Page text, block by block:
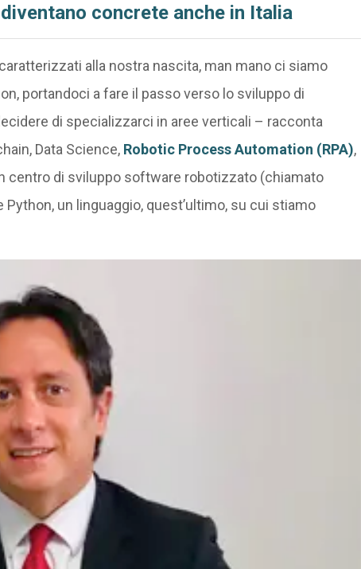
concrete anche in Italia
alla nostra nascita, man mano ci siamo
portandoci a fare il passo verso lo sviluppo di
di specializzarci in aree verticali – racconta
Data Science, Robotic Process Automation (RPA),
centro di sviluppo software robotizzato (chiamato
un linguaggio, quest’ultimo, su cui stiamo